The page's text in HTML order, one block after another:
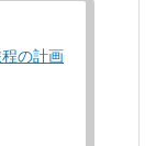
の計画